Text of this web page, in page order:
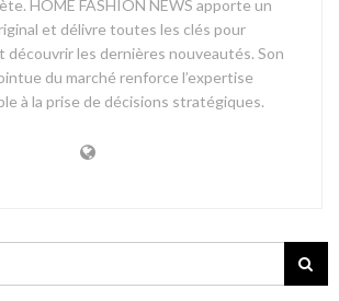
HOME FASHION NEWS apporte un
et délivre toutes les clés pour
découvrir les dernières nouveautés. Son
du marché renforce l’expertise
à la prise de décisions stratégiques.